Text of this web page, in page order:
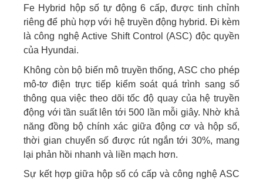
Fe Hybrid hộp số tự động 6 cấp, được tinh chỉnh
riêng để phù hợp với hệ truyền động hybrid. Đi kèm
là công nghệ Active Shift Control (ASC) độc quyền
của Hyundai.
Không còn bộ biến mô truyền thống, ASC cho phép
mô-tơ điện trực tiếp kiểm soát quá trình sang số
thông qua việc theo dõi tốc độ quay của hệ truyền
động với tần suất lên tới 500 lần mỗi giây. Nhờ khả
năng đồng bộ chính xác giữa động cơ và hộp số,
thời gian chuyển số được rút ngắn tới 30%, mang
lại phản hồi nhanh và liền mạch hơn.
Sự kết hợp giữa hộp số có cấp và công nghệ ASC